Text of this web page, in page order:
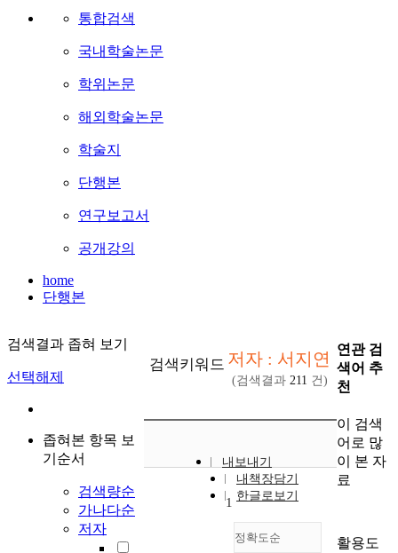
통합검색
국내학술논문
학위논문
해외학술논문
학술지
단행본
연구보고서
공개강의
home
단행본
검색결과 좁혀 보기
선택해제
좁혀본 항목 보
기순서
검색량순
가나다순
저자
검색키워드 저자 : 서지연
(검색결과 211 건)
내보내기
내책장담기
한글로보기
정확도순
1
연관 검
색어 추
천
이 검색
어로 많
이 본 자
료
활용도